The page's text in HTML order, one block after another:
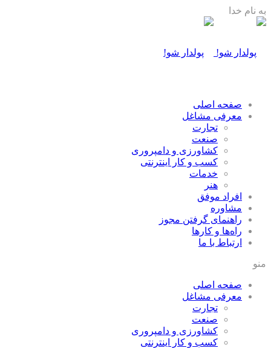
به نام خدا
صفحه اصلی
معرفی مشاغل
تجارت
صنعت
كشاورزی و دامپروری
كسب و كار اينترنتی
خدمات
هنر
افراد موفق
مشاوره
راهنمای گرفتن مجوز
راه‌ها و كارها
ارتباط با ما
منو
صفحه اصلی
معرفی مشاغل
تجارت
صنعت
كشاورزی و دامپروری
كسب و كار اينترنتی